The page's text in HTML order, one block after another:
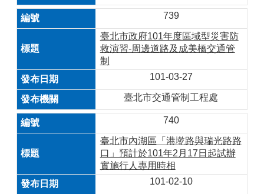
739
臺北市政府101年度區域型災害防
救演習-周邊道路及成美橋交通管
制
101-03-27
臺北市交通管制工程處
740
臺北市內湖區「港墘路與瑞光路路
口」預計於101年2月17日起試辦
實施行人專用時相
101-02-10